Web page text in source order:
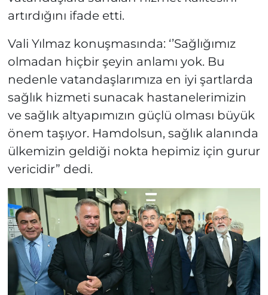
artırdığını ifade etti.
Vali Yılmaz konuşmasında: ‘’Sağlığımız
olmadan hiçbir şeyin anlamı yok. Bu
nedenle vatandaşlarımıza en iyi şartlarda
sağlık hizmeti sunacak hastanelerimizin
ve sağlık altyapımızın güçlü olması büyük
önem taşıyor. Hamdolsun, sağlık alanında
ülkemizin geldiği nokta hepimiz için gurur
vericidir” dedi.